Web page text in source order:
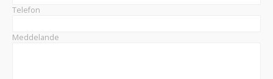
Telefon
Meddelande